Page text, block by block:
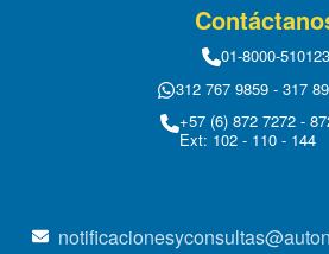
01-8000-510123
312 767 9859 - 317
+57 (6) 872 7272 -
Ext: 102 - 110 - 144